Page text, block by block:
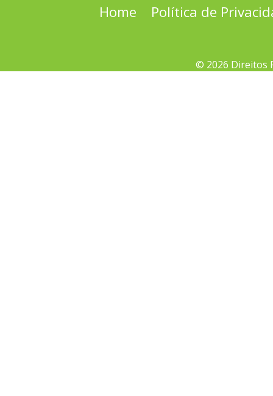
Home Política de
© 2026 Direitos